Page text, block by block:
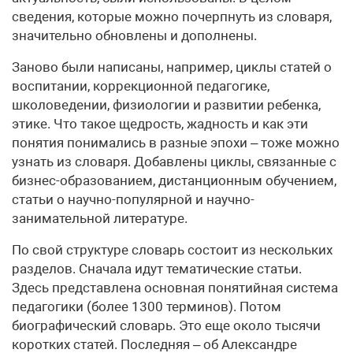
сведения, которые можно почерпнуть из словаря,
значительно обновлены и дополнены.
Заново были написаны, например, циклы статей о
воспитании, коррекционной педагогике,
школоведении, физиологии и развитии ребенка,
этике. Что такое щедрость, жадность и как эти
понятия понимались в разные эпохи – тоже можно
узнать из словаря. Добавлены циклы, связанные с
бизнес-образованием, дистанционным обучением,
статьи о научно-популярной и научно-
занимательной литературе.
По свой структуре словарь состоит из нескольких
разделов. Сначала идут тематические статьи.
Здесь представлена основная понятийная система
педагогики (более 1300 терминов). Потом
биографический словарь. Это еще около тысячи
коротких статей. Последняя – об Александре